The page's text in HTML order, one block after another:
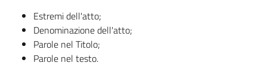
Estremi dell'atto;
Denominazione dell'atto;
Parole nel Titolo;
Parole nel testo.